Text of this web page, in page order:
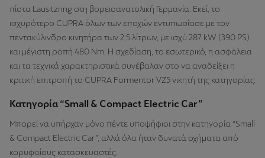
πίστα Lausitzring στη βορειοανατολική Γερμανία. Εκεί, το
ισχυρότερο CUPRA όλων των εποχών εντυπωσίασε με τον
πεντακύλινδρο κινητήρα των 2,5 λίτρων, με ισχύ 287 kW (390 PS)
και μέγιστη ροπή 480 Nm. Η σχεδίαση, το εσωτερικό, η ασφάλεια
και τα τεχνικά χαρακτηριστικά συνέβαλαν στο να αναδείξει η
κριτική επιτροπή το CUPRA Formentor VZ5 νικητή της κατηγορίας.
Κατηγορία “Small & Compact Electric Car”
Μπορεί να υπήρχαν μόνο πέντε υποψήφιοι στην κατηγορία “Small
& Compact Electric Car”, αλλά όλα ήταν δυνατά οχήματα από
κορυφαίους κατασκευαστές.